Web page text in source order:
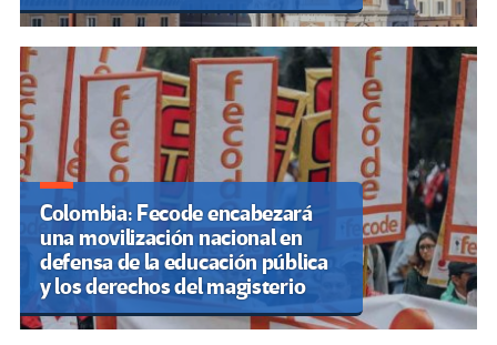
Colombia: Fecode encabezará
una movilización nacional en
defensa de la educación pública
y los derechos del magisterio